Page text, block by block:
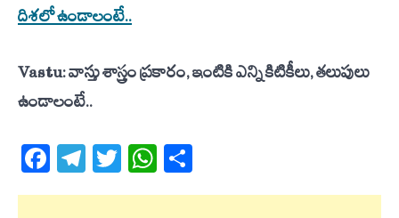
దిశలో ఉండాలంటే..
Vastu: వాస్తు శాస్త్రం ప్రకారం, ఇంటికి ఎన్ని కిటికీలు, తలుపులు
ఉండాలంటే..
Facebook
Telegram
TwitterWhatsApp